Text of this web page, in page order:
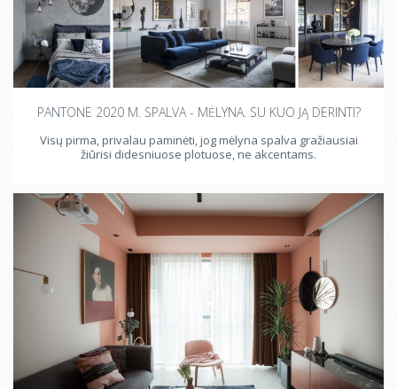
PANTONE 2020 M. SPALVA - MĖLYNA. SU KUO JĄ DERINTI?
Visų pirma, privalau paminėti, jog mėlyna spalva gražiausiai
žiūrisi didesniuose plotuose, ne akcentams.